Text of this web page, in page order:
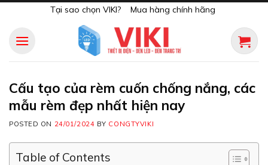
content
Tại sao chọn VIKI? Mua hàng chính hãng
Cấu tạo của rèm cuốn chống nắng, các
mẫu rèm đẹp nhất hiện nay
POSTED ON 24/01/2024 BY CONGTYVIKI
Table of Contents